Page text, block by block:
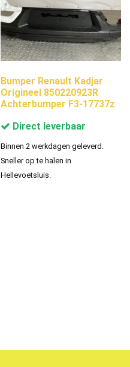
Bumper Renault Kadjar
Origineel 850220923R
Achterbumper F3-17737z
Direct leverbaar
Binnen 2 werkdagen geleverd.
Sneller op te halen in
Hellevoetsluis.